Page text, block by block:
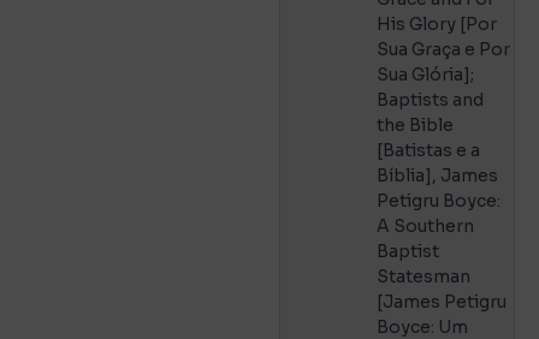
His Glory [Por
Sua Graça e Por
Sua Glória];
Baptists and
the Bible
[Batistas e a
Bíblia], James
Petigru Boyce:
A Southern
Baptist
Statesman
[James Petigru
Boyce: Um